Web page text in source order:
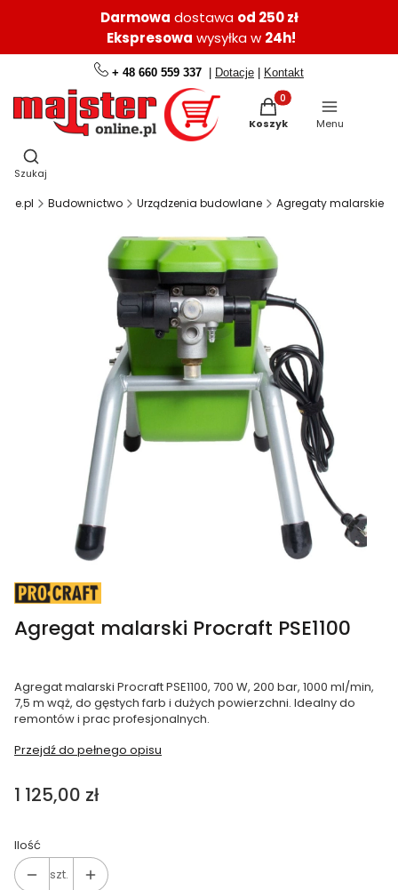
Darmowa dostawa od 250 zł
Ekspresowa wysyłka w 24h!
+ 48 660 559 337 | Dotacje | Kontakt
Produkty w koszyku:
Koszyk Menu
Otwórz wyszukiwarkę
Szukaj
Budownictwo Urządzenia budowlane Agregaty malarskie
Agregat malarski Procraft PSE1100
Agregat malarski Procraft PSE1100, 700 W, 200 bar, 1000 ml/min,
7,5 m wąż, do gęstych farb i dużych powierzchni. Idealny do
remontów i prac profesjonalnych.
Przejdź do pełnego opisu
Cena
1 125,00 zł
Ilość
szt.